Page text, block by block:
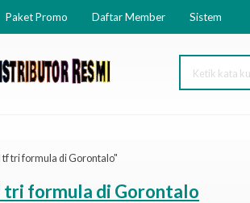
Paket Promo Daftar Member Sistem
tf tri formula di Gorontalo"
formula di Gorontalo